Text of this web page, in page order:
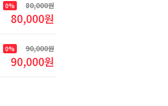
80,000원
0%
80,000원
90,000원
0%
90,000원